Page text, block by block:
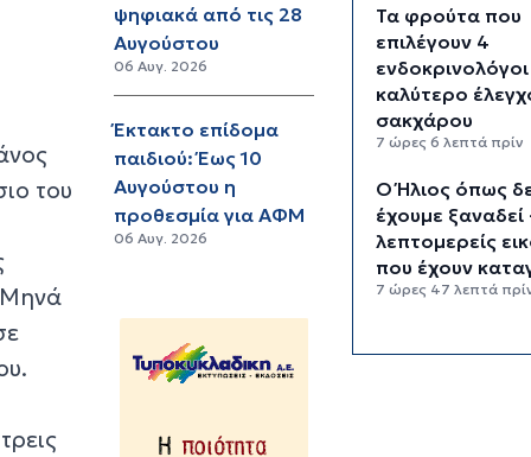
του
Μηνά
ψηφιακά από τις 28
Αυγούστου
06 Αυγ. 2026
Έκτακτο επίδομα
παιδιού: Έως 10
Αυγούστου η
προθεσμία για ΑΦΜ
06 Αυγ. 2026
Τα φρούτα που
επιλέγουν 4
ενδοκρινολόγοι
καλύτερο
σακχάρου
7 ώρες 6 λεπτά πρίν
Ο Ήλιος όπως
έχουμε ξαναδεί
λεπτομερείς
που έχουν
7 ώρες 47 λεπτά
και προσωπική